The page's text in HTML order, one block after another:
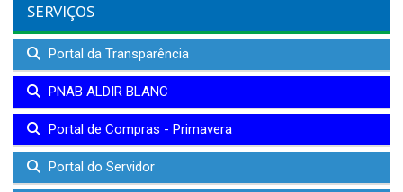
SERVIÇOS
Portal da Transparência
PNAB ALDIR BLANC
Portal de Compras - Primavera
Portal do Servidor